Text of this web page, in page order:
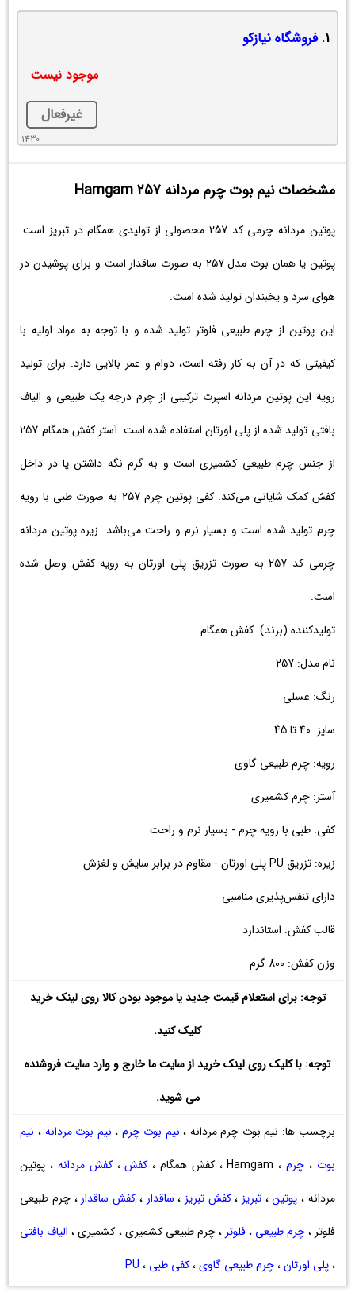
1. فروشگاه نیازکو
موجود نیست
غیرفعال
1430
مشخصات نیم بوت چرم مردانه Hamgam 257
پوتین مردانه چرمی کد 257 محصولی از تولیدی همگام در تبریز است.
پوتین یا همان بوت مدل 257 به صورت ساقدار است و برای پوشیدن در
هوای سرد و یخبندان تولید شده است.
این پوتین از چرم طبیعی فلوتر تولید شده و با توجه به مواد اولیه با
کیفیتی که در آن به کار رفته است، دوام و عمر بالایی دارد. برای تولید
رویه این پوتین مردانه اسپرت ترکیبی از چرم درجه یک طبیعی و الیاف
بافتی تولید شده از پلی اورتان استفاده شده است. آستر کفش همگام 257
از جنس چرم طبیعی کشمیری است و به گرم نگه داشتن پا در داخل
کفش کمک شایانی می‌کند. کفی پوتین چرم 257 به صورت طبی با رویه
چرم تولید شده است و بسیار نرم و راحت می‌باشد. زیره پوتین مردانه
چرمی کد 257 به صورت تزریق پلی اورتان به رویه کفش وصل شده
است.
تولیدکننده (برند): کفش همگام
نام مدل: 257
رنگ: عسلی
سایز: 40 تا 45
رویه: چرم طبیعی گاوی
آستر: چرم کشمیری
کفی: طبی با رویه چرم - بسیار نرم و راحت
زیره: تزریق PU پلی اورتان - مقاوم در برابر سایش و لغزش
دارای تنفس‌پذیری مناسبی
قالب کفش: استاندارد
وزن کفش: 800 گرم
توجه: برای استعلام قیمت جدید یا موجود بودن کالا روی لینک خرید
کلیک کنید.
توجه: با کلیک روی لینک خرید از سایت ما خارج و وارد سایت فروشنده
می شوید.
برچسب ها: نیم بوت چرم مردانه ، نیم بوت چرم ، نیم بوت مردانه ، نیم
بوت ، چرم، Hamgam ، کفش همگام ، کفش،کفش مردانه، پوتین
مردانه ، پوتین،تبریز ،کفش تبریز ، ساقدار ، کفش ساقدار ، چرم طبیعی
فلوتر ،چرم طبیعی ،فلوتر ، چرم طبیعی کشمیری ، کشمیری ، الیاف بافتی
،پلی اورتان،چرم طبیعی گاوی،کفی طبی ، PU